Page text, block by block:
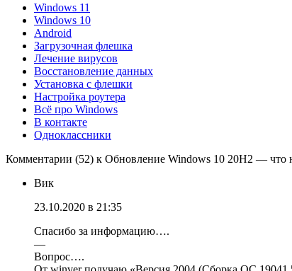
Windows 11
Windows 10
Android
Загрузочная флешка
Лечение вирусов
Восстановление данных
Установка с флешки
Настройка роутера
Всё про Windows
В контакте
Одноклассники
Комментарии (52) к Обновление Windows 10 20H2 — что
Вик
23.10.2020 в 21:35
Спасибо за информацию….
—
Вопрос….